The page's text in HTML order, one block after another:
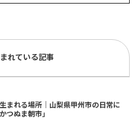
れている記事
まれる場所｜山梨県甲州市の日常に
つぬま朝市」